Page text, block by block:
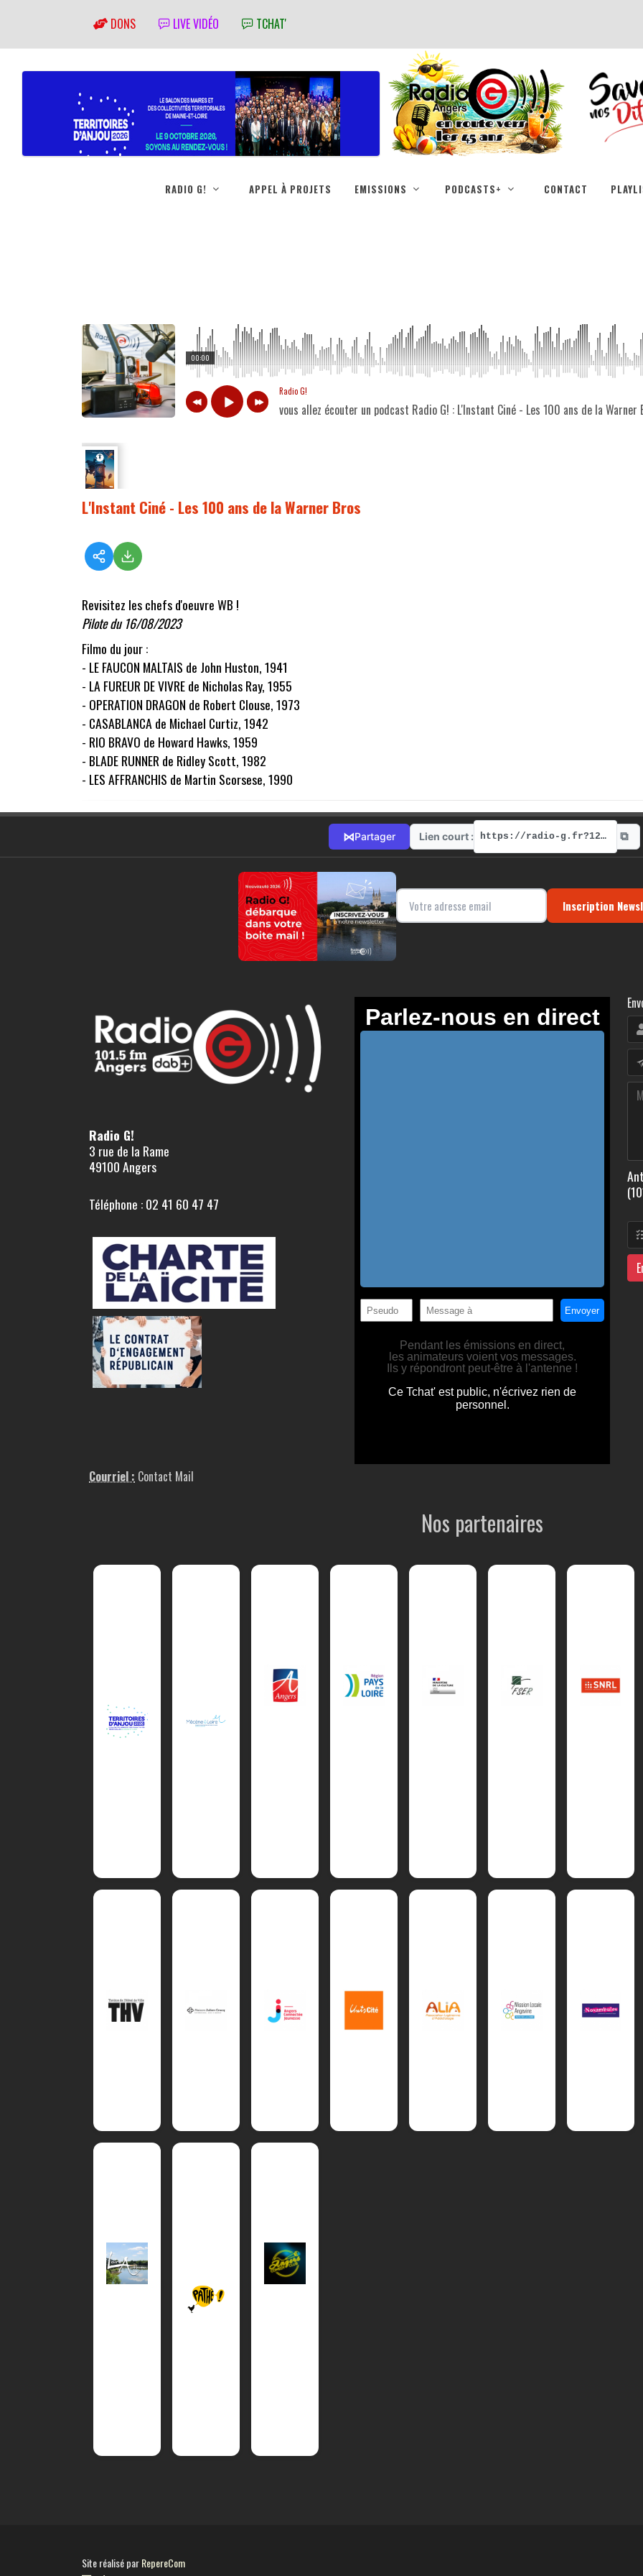
DONS LIVE VIDÉO TCHAT'
RADIO G! APPEL À PROJETS EMISSIONS PODCASTS+ CONTACT
00:00
Radio G!
vous allez écouter un podcast Radio G! : L'Instant Ciné - Les 100 ans de la Warner
L'Instant Ciné - Les 100 ans de la Warner Bros
Revisitez les chefs d'oeuvre WB !
Pilote du 16/08/2023
Filmo du jour :
- LE FAUCON MALTAIS de John Huston, 1941
- LA FUREUR DE VIVRE de Nicholas Ray, 1955
- OPERATION DRAGON de Robert Clouse, 1973
- CASABLANCA de Michael Curtiz, 1942
- RIO BRAVO de Howard Hawks, 1959
- BLADE RUNNER de Ridley Scott, 1982
- LES AFFRANCHIS de Martin Scorsese, 1990
⋈Partager Lien court : https://radio-g.fr?12411 ⧉
Inscription
Radio G!
3 rue de la Rame
49100 Angers
Téléphone : 02 41 60 47 47
Courriel : Contact Mail
Nos partenaires
Site réalisé parRepereCom